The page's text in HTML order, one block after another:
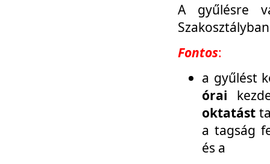
A gyűlésre
Fontos:
a gyűlést
órai
oktatást
a tagság
és a